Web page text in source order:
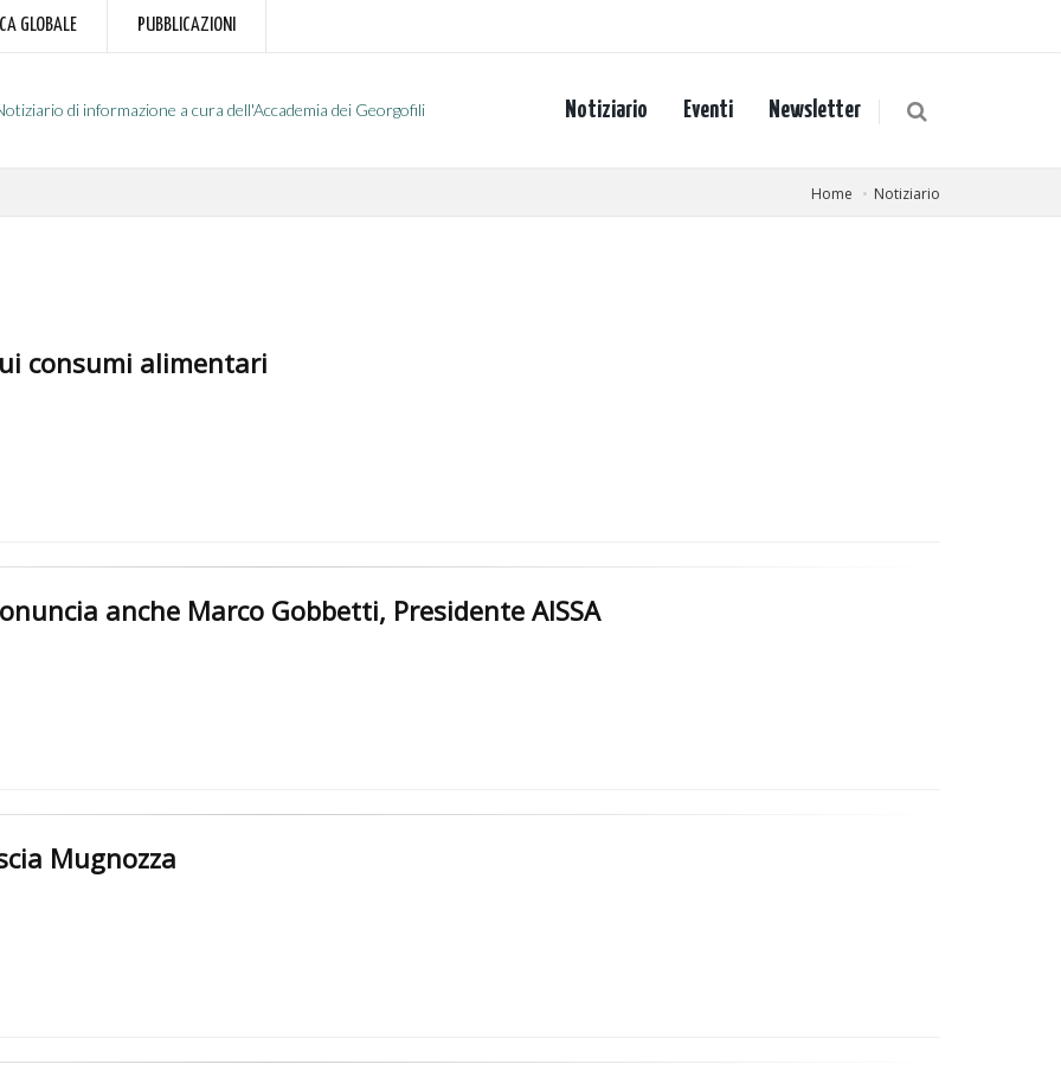
GLOBALE PUBBLICAZIONI
di informazione a cura dell'Accademia dei Georgofili Notiziario Eventi Newsletter
Home Notiziario
consumi alimentari
anche Marco Gobbetti, Presidente AISSA
Mugnozza